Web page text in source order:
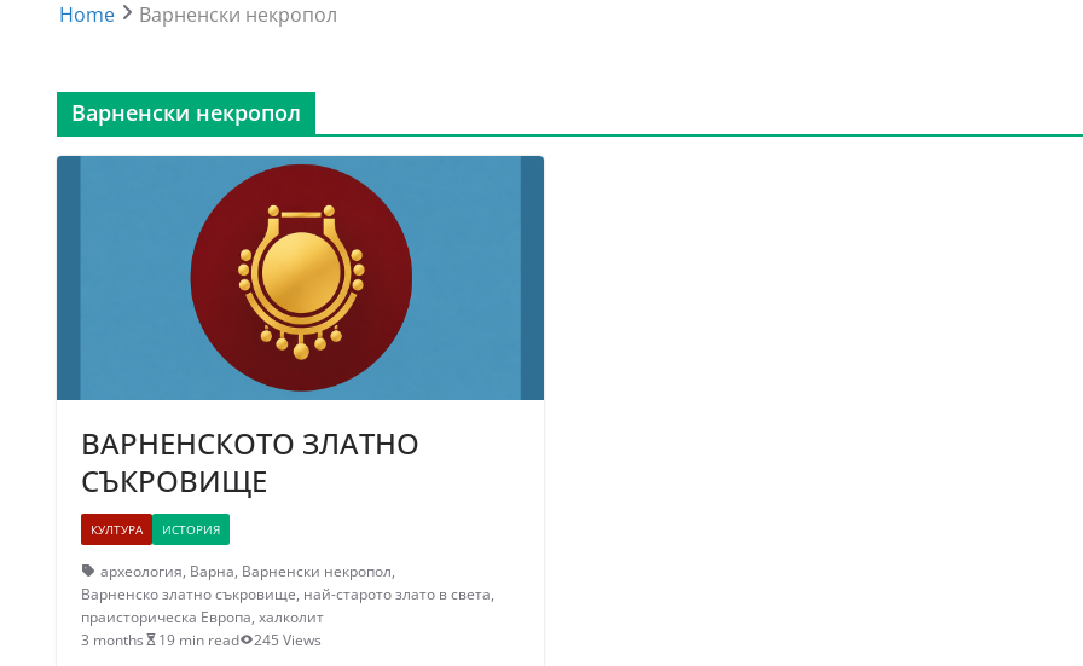
Home Варненски некропол
Варненски некропол
ВАРНЕНСКОТО ЗЛАТНО
СЪКРОВИЩЕ
КУЛТУРА ИСТОРИЯ
археология, Варна, Варненски некропол,
Варненско златно съкровище, най-старото злато в света,
праисторическа Европа, халколит
3 months
19 min read 245 Views